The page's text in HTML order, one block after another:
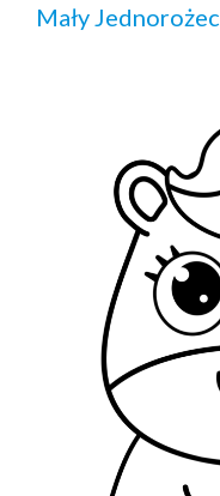
Mały Jednorożec